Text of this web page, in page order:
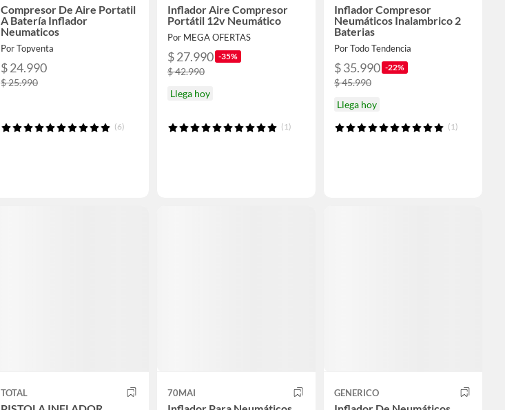
Compresor De Aire Portatil
A Batería Inflador
Neumaticos
Por Topventa
$ 24.990
$ 25.990
(6)
Inflador Aire Compresor
Portátil 12v Neumático
Por MEGA OFERTAS
$ 27.990 -35%
$ 42.990
Llega hoy
(1)
Inflador Compresor
Neumáticos Inalambrico 2
Baterias
Por Todo Tendencia
$ 35.990 -22%
$ 45.990
Llega hoy
(1)
TOTAL 70MAI GENERICO